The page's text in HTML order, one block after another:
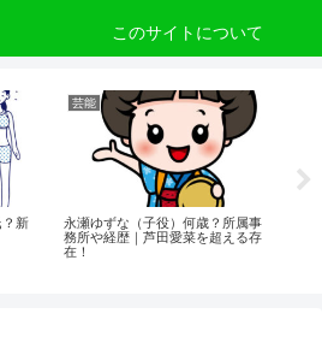
このサイトについて
？新
芸能
永瀬ゆずな（子役）何歳？所属事
務所や経歴｜芦田愛菜を超える存
在！